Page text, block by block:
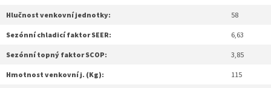
Hlučnost venkovní jednotky: 58
Sezónní chladicí faktor SEER: 6,63
Sezónní topný faktor SCOP: 3,85
Hmotnost venkovní j. (Kg): 115